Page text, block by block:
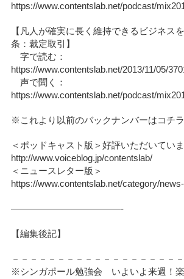
https://www.contentslab.net/podcast/
【凡人が確実に長く維持できるビジネス
条：裁定取引】
字で読む：
https://www.contentslab.net/2013/11/05/
声で聞く：
https://www.contentslab.net/podcast/
※これより以前のバックナンバーはコチ
＜ポッドキャスト版＞好評いただいていま
http://www.voiceblog.jp/contentslab/
＜ニュースレター版＞
https://www.contentslab.net/category/
————————————-
【編集後記】
－－－－－－－－－－－－－－－－－－
※シンガポール勉強会 いよいよ来週！楽